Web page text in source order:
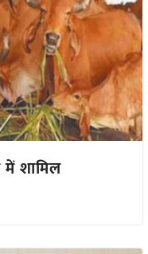
शामिल